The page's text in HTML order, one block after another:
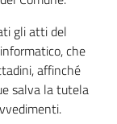
gli atti del
che
affinché
salva la tutela